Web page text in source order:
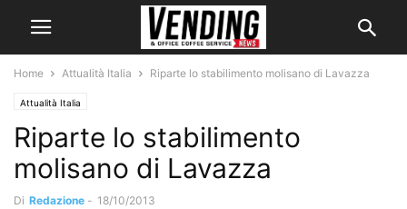
Home Attualità Italia Riparte lo stabilimento molisano di Lavazza
Attualità Italia
Riparte lo stabilimento
molisano di Lavazza
Di Redazione - 18/10/2013